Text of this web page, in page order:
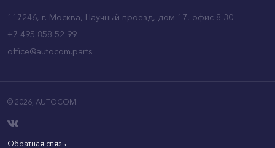
117246, г. Москва, Научный проезд, дом 17, офис 8-30
+7 495 858-52-99
office@autocom.parts
© 2026, AUTOCOM
Обратная связь